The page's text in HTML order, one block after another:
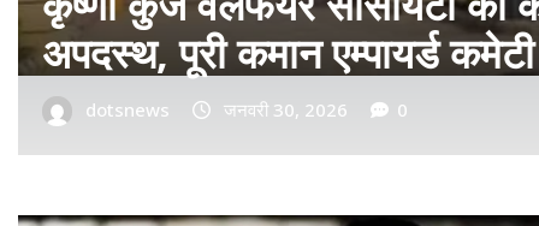
रीयल सिंघम ने बॉलीवुड में मारी
dotsnews जनवरी 14, 2026 0